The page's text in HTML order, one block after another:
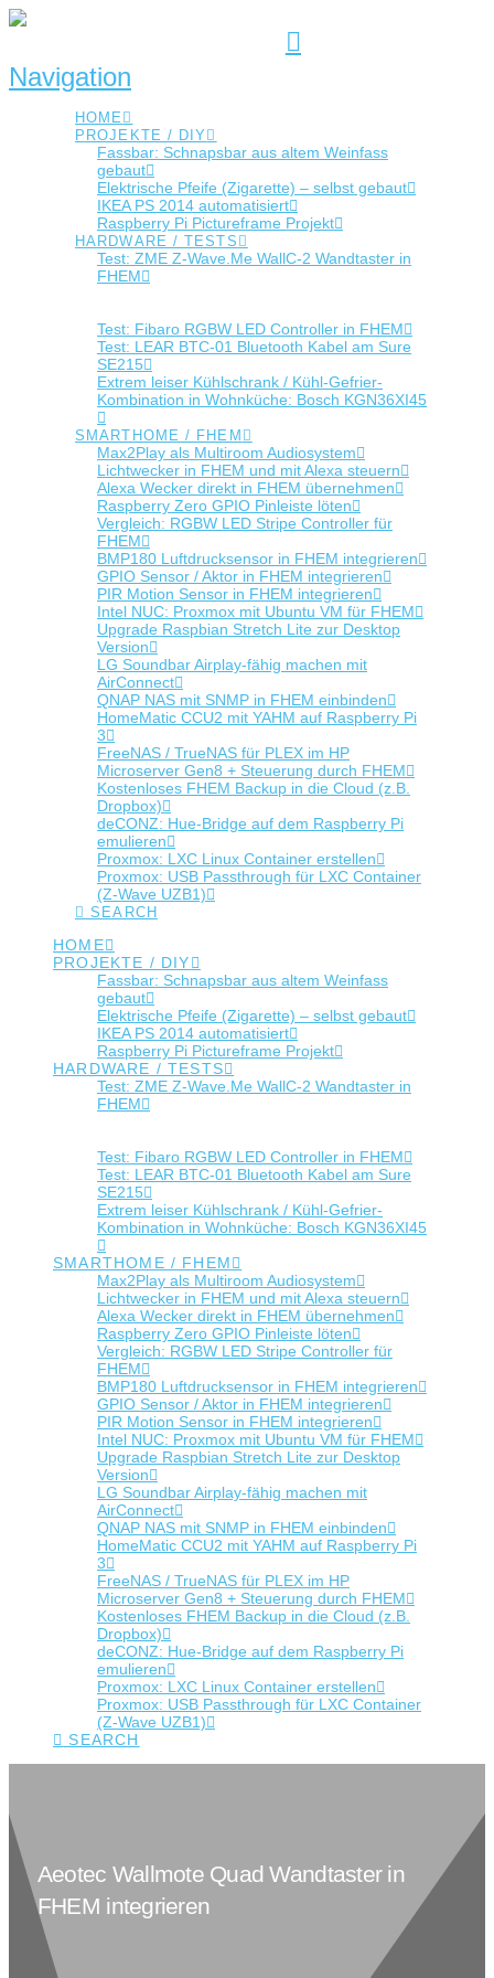
Navigation
HOME
PROJEKTE / DIY
Fassbar: Schnapsbar aus altem Weinfass
gebaut
Elektrische Pfeife (Zigarette) – selbst gebaut
IKEA PS 2014 automatisiert
Raspberry Pi Pictureframe Projekt
HARDWARE / TESTS
Test: ZME Z-Wave.Me WallC-2 Wandtaster in
FHEM
Test: Fibaro RGBW LED Controller in FHEM
Test: LEAR BTC-01 Bluetooth Kabel am Sure
SE215
Extrem leiser Kühlschrank / Kühl-Gefrier-
Kombination in Wohnküche: Bosch KGN36XI45
SMARTHOME / FHEM
Max2Play als Multiroom Audiosystem
Lichtwecker in FHEM und mit Alexa steuern
Alexa Wecker direkt in FHEM übernehmen
Raspberry Zero GPIO Pinleiste löten
Vergleich: RGBW LED Stripe Controller für
FHEM
BMP180 Luftdrucksensor in FHEM integrieren
GPIO Sensor / Aktor in FHEM integrieren
PIR Motion Sensor in FHEM integrieren
Intel NUC: Proxmox mit Ubuntu VM für FHEM
Upgrade Raspbian Stretch Lite zur Desktop
Version
LG Soundbar Airplay-fähig machen mit
AirConnect
QNAP NAS mit SNMP in FHEM einbinden
HomeMatic CCU2 mit YAHM auf Raspberry Pi
3
FreeNAS / TrueNAS für PLEX im HP
Microserver Gen8 + Steuerung durch FHEM
Kostenloses FHEM Backup in die Cloud (z.B.
Dropbox)
deCONZ: Hue-Bridge auf dem Raspberry Pi
emulieren
Proxmox: LXC Linux Container erstellen
Proxmox: USB Passthrough für LXC Container
(Z-Wave UZB1)
SEARCH
HOME
PROJEKTE / DIY
Fassbar: Schnapsbar aus altem Weinfass
gebaut
Elektrische Pfeife (Zigarette) – selbst gebaut
IKEA PS 2014 automatisiert
Raspberry Pi Pictureframe Projekt
HARDWARE / TESTS
Test: ZME Z-Wave.Me WallC-2 Wandtaster in
FHEM
Test: Fibaro RGBW LED Controller in FHEM
Test: LEAR BTC-01 Bluetooth Kabel am Sure
SE215
Extrem leiser Kühlschrank / Kühl-Gefrier-
Kombination in Wohnküche: Bosch KGN36XI45
SMARTHOME / FHEM
Max2Play als Multiroom Audiosystem
Lichtwecker in FHEM und mit Alexa steuern
Alexa Wecker direkt in FHEM übernehmen
Raspberry Zero GPIO Pinleiste löten
Vergleich: RGBW LED Stripe Controller für
FHEM
BMP180 Luftdrucksensor in FHEM integrieren
GPIO Sensor / Aktor in FHEM integrieren
PIR Motion Sensor in FHEM integrieren
Intel NUC: Proxmox mit Ubuntu VM für FHEM
Upgrade Raspbian Stretch Lite zur Desktop
Version
LG Soundbar Airplay-fähig machen mit
AirConnect
QNAP NAS mit SNMP in FHEM einbinden
HomeMatic CCU2 mit YAHM auf Raspberry Pi
3
FreeNAS / TrueNAS für PLEX im HP
Microserver Gen8 + Steuerung durch FHEM
Kostenloses FHEM Backup in die Cloud (z.B.
Dropbox)
deCONZ: Hue-Bridge auf dem Raspberry Pi
emulieren
Proxmox: LXC Linux Container erstellen
Proxmox: USB Passthrough für LXC Container
(Z-Wave UZB1)
SEARCH
Aeotec Wallmote Quad Wandtaster in
FHEM integrieren